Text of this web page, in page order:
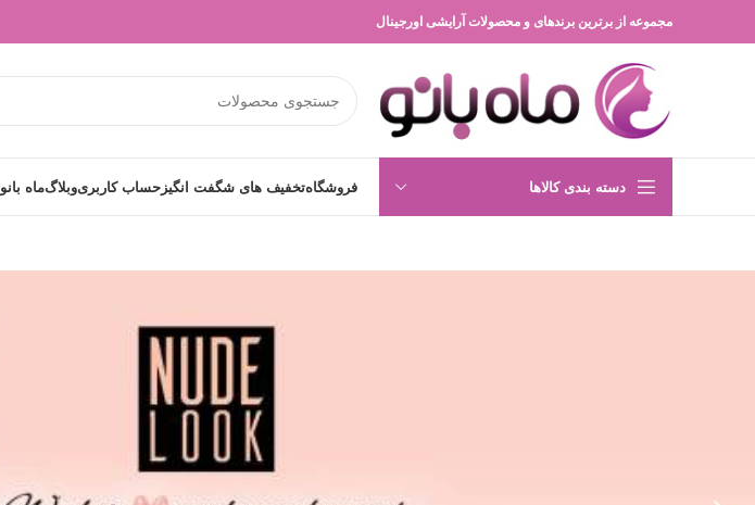
مجموعه از برترین برندهای و محصولات آرایشی اورجینال
دسته بندی کالاها فروشگاهتخفیف های شگفت انگیز حساب کاربریوبلاگماه بانو